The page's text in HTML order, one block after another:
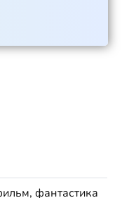
фантастика